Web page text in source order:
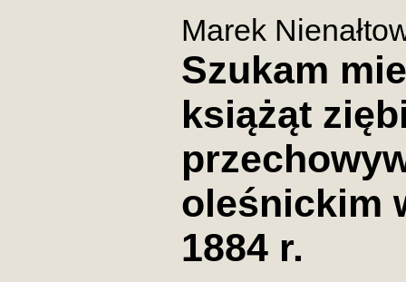
Marek
Szukam
książąt
oleśnickim
1884 r.